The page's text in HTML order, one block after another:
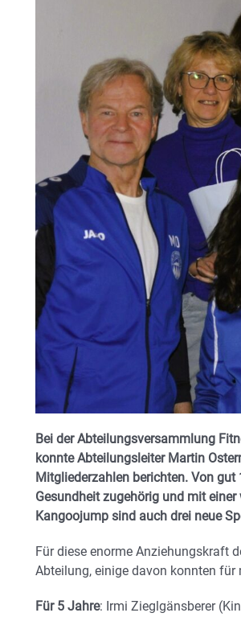
Bei der Abteilungsversammlung
konnte Abteilungsleiter Martin
Mitgliederzahlen berichten. Von
Gesundheit zugehörig und mit
Kangoojump sind auch drei neue
Für diese enorme Anziehungskraft
Abteilung, einige davon konnten
Für 5 Jahre: Irmi Zieglgänsberer